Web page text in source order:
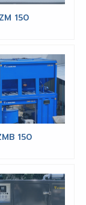
ZM 150
150